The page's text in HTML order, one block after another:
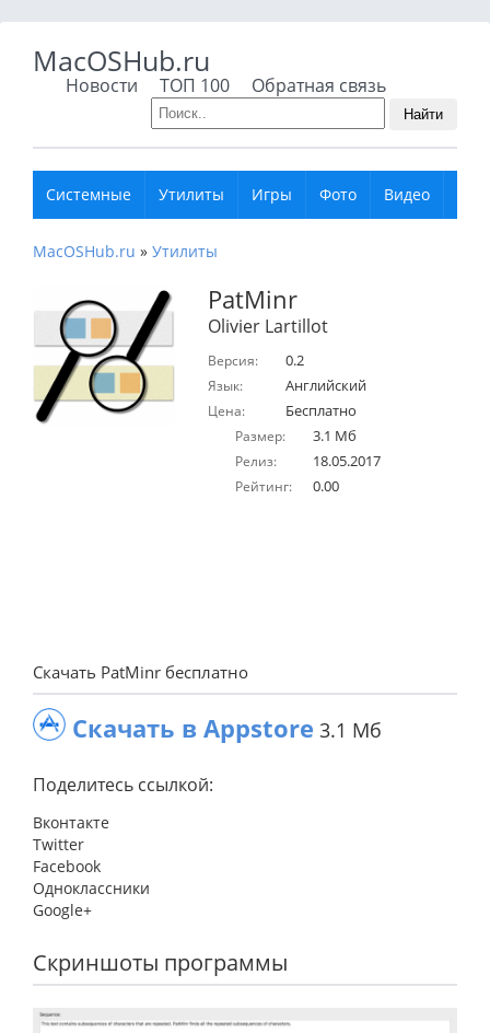
MacOSHub.ru
Новости ТОП 100 Обратная связь
Найти
Системные Утилиты Игры Фото Видео
MacOSHub.ru » Утилиты
PatMinr
Olivier Lartillot
Версия: 0.2
Язык: Английский
Цена: Бесплатно
Размер: 3.1 Мб
Релиз: 18.05.2017
Рейтинг: 0.00
Скачать PatMinr бесплатно
Скачать в Appstore 3.1 Мб
Поделитесь ссылкой:
Вконтакте
Twitter
Facebook
Одноклассники
Google+
Скриншоты программы